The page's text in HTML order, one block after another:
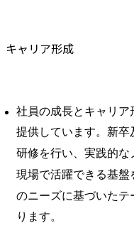
キャリア形成
社員の成長とキャリア
提供しています。新卒
研修を行い、実践的な
現場で活躍できる基
のニーズに基づいたテ
ります。